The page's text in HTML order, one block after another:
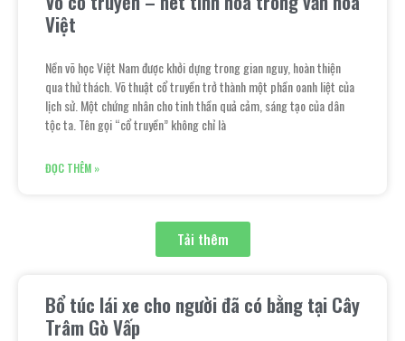
Việt
Nền võ học Việt Nam được khởi dựng trong gian nguy, hoàn thiện
qua thử thách. Võ thuật cổ truyền trở thành một phần oanh liệt của
lịch sử. Một chứng nhân cho tinh thần quả cảm, sáng tạo của dân
tộc ta. Tên gọi “cổ truyền” không chỉ là
ĐỌC THÊM »
Tải thêm
Bổ túc lái xe cho người đã có bằng tại Cây
Trâm Gò Vấp